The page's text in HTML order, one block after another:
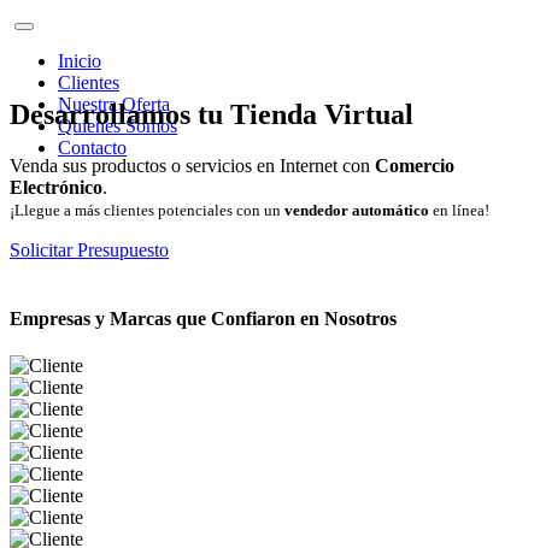
Inicio
Clientes
Nuestra Oferta
Quienes Somos
Contacto
Desarrollamos tu Tienda Virtual
Venda sus productos o servicios en Internet con Comercio
Electrónico.
¡Llegue a más clientes potenciales con un vendedor automático en línea!
Solicitar Presupuesto
Empresas y Marcas que Confiaron en Nosotros